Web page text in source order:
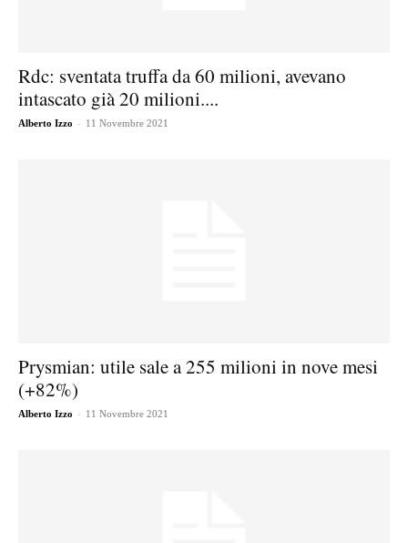
Rdc: sventata truffa da 60 milioni, avevano
intascato già 20 milioni....
Alberto Izzo - 11 Novembre 2021
Prysmian: utile sale a 255 milioni in nove mesi
(+82%)
Alberto Izzo - 11 Novembre 2021